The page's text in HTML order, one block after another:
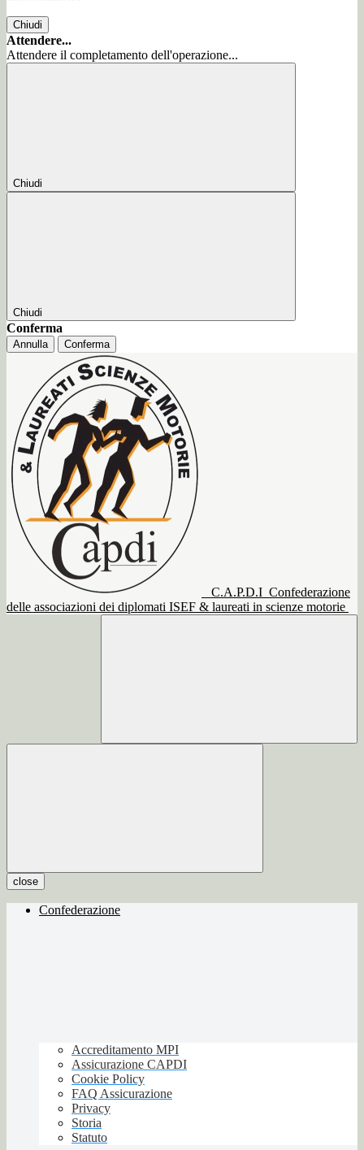
Chiudi
Attendere...
Attendere il completamento dell'operazione...
Chiudi
Chiudi
Conferma
Annulla Conferma
C.A.P.D.I Confederazione
delle associazioni dei diplomati ISEF & laureati in scienze motorie
close
Confederazione
Accreditamento MPI
Assicurazione CAPDI
Cookie Policy
FAQ Assicurazione
Privacy
Storia
Statuto